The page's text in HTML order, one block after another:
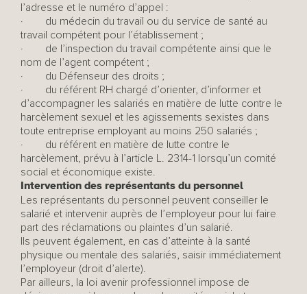
l’adresse et le numéro d’appel :
· du médecin du travail ou du service de santé au
travail compétent pour l’établissement ;
· de l’inspection du travail compétente ainsi que le
nom de l’agent compétent ;
· du Défenseur des droits ;
· du référent RH chargé d’orienter, d’informer et
d’accompagner les salariés en matière de lutte contre le
harcèlement sexuel et les agissements sexistes dans
toute entreprise employant au moins 250 salariés ;
· du référent en matière de lutte contre le
harcèlement, prévu à l’article L. 2314-1 lorsqu’un comité
social et économique existe.
Intervention des représentants du personnel
Les représentants du personnel peuvent conseiller le
salarié et intervenir auprès de l’employeur pour lui faire
part des réclamations ou plaintes d’un salarié.
Ils peuvent également, en cas d’atteinte à la santé
physique ou mentale des salariés, saisir immédiatement
l’employeur (droit d’alerte).
Par ailleurs, la loi avenir professionnel impose de